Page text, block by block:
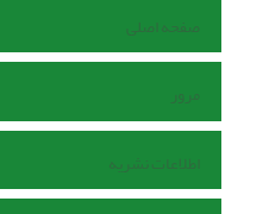
صفحه اصلی
مرور
اطلاعات نشریه